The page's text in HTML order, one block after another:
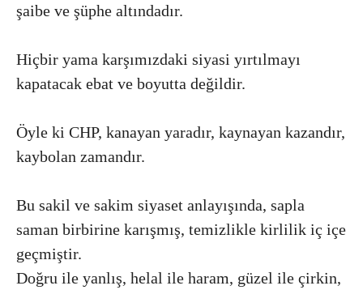
şaibe ve şüphe altındadır.
Hiçbir yama karşımızdaki siyasi yırtılmayı
kapatacak ebat ve boyutta değildir.
Öyle ki CHP, kanayan yaradır, kaynayan kazandır,
kaybolan zamandır.
Bu sakil ve sakim siyaset anlayışında, sapla
saman birbirine karışmış, temizlikle kirlilik iç içe
geçmiştir.
Doğru ile yanlış, helal ile haram, güzel ile çirkin,